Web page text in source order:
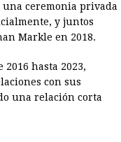
una ceremonia privada
y juntos
Markle en 2018.
hasta 2023,
con sus
una relación corta